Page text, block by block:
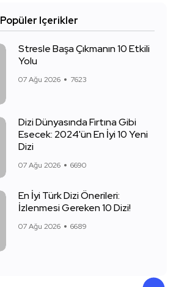
Popüler Içerikler
Stresle Başa Çıkmanın 10 Etkili
Yolu
07 Ağu 2026 7623
Dizi Dünyasında Fırtına Gibi
Esecek: 2024'ün En İyi 10 Yeni
Dizi
07 Ağu 2026 6690
En İyi Türk Dizi Önerileri:
İzlenmesi Gereken 10 Dizi!
07 Ağu 2026 6689